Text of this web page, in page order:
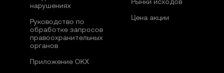
нарушениях
Руководство по
обработке запросов
правоохранительных
органов
Приложение OKX
Цена акции